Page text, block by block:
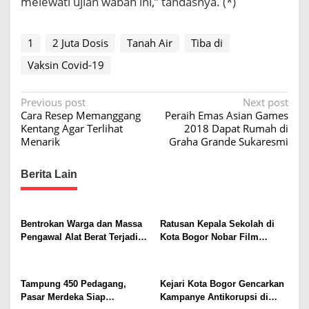
1 2 Juta Dosis Tanah Air
Tiba di
Vaksin Covid-19
P
o
s
n
v
i
a
t
Previous post
Cara Resep Memanggang
Kentang Agar Terlihat
Menarik
Next post
Peraih Emas Asian Games
2018 Dapat Rumah di
Graha Grande Sukaresmi
Berita Lain
Bentrokan Warga dan Massa
Pengawal Alat Berat Terjadi di
Ratusan Kepala Sekolah di
Kota Bogor Nobar Film
Tampung 450 Pedagang,
Pasar Merdeka Siap
Kejari Kota Bogor Gencarkan
Kampanye Antikorupsi di